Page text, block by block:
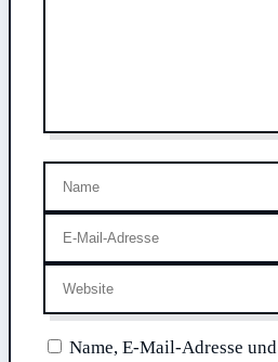
Mail-
Adresse
Name, E-Mail-Adresse und